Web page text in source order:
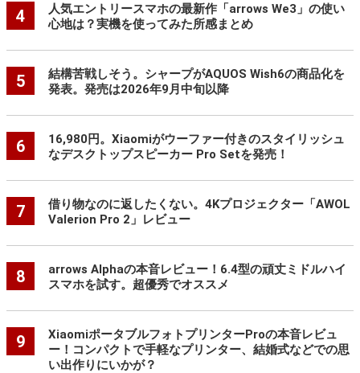
4
人気エントリースマホの最新作「arrows We3」の使い
心地は？実機を使ってみた所感まとめ
5
結構苦戦しそう。シャープがAQUOS Wish6の商品化を
発表。発売は2026年9月中旬以降
6
16,980円。Xiaomiがウーファー付きのスタイリッシュ
なデスクトップスピーカー Pro Setを発売！
7
借り物なのに返したくない。4Kプロジェクター「AWOL
Valerion Pro 2」レビュー
8
arrows Alphaの本音レビュー！6.4型の頑丈ミドルハイ
スマホを試す。超優秀でオススメ
9
XiaomiポータブルフォトプリンターProの本音レビュ
ー！コンパクトで手軽なプリンター、結婚式などでの思
い出作りにいかが？